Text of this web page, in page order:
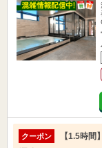
クーポン 【1.5時